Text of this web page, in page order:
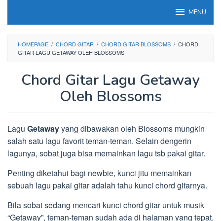
MENU
HOMEPAGE / CHORD GITAR / CHORD GITAR BLOSSOMS / CHORD
GITAR LAGU GETAWAY OLEH BLOSSOMS
Chord Gitar Lagu Getaway
Oleh Blossoms
Lagu Getawayyang dibawakan oleh Blossoms mungkin
salah satu lagu favorit teman-teman. Selain dengerin
lagunya, sobat juga bisa memainkan lagu tsb pakai gitar.
Penting diketahui bagi newbie, kunci jitu memainkan
sebuah lagu pakai gitar adalah tahu kunci chord gitarnya.
Bila sobat sedang mencari kunci chord gitar untuk musik
“Getaway”, teman-teman sudah ada di halaman yang tepat.